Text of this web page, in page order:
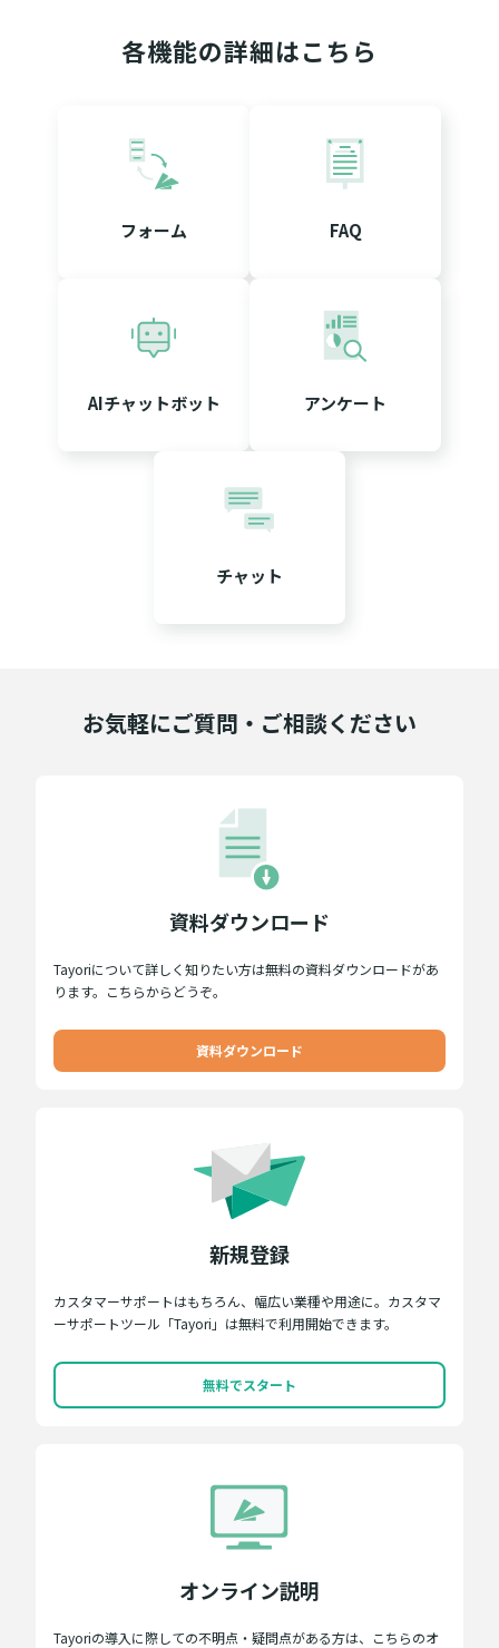
各機能の詳細はこちら
フォーム FAQ
AIチャットボット アンケート
チャット
お気軽にご質問・ご相談ください
資料ダウンロード
Tayoriについて詳しく知りたい方は無料の資料ダウンロードがあ
ります。こちらからどうぞ。
資料ダウンロード
新規登録
カスタマーサポートはもちろん、幅広い業種や用途に。カスタマ
ーサポートツール「Tayori」は無料で利用開始できます。
無料でスタート
オンライン説明
Tayoriの導入に際しての不明点・疑問点がある方は、こちらのオ